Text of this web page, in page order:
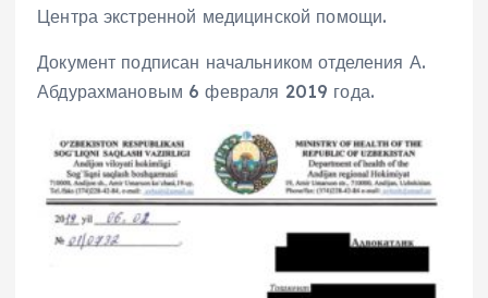
Центра экстренной медицинской помощи.
Документ подписан начальником отделения А.
Абдурахмановым 6 февраля 2019 года.